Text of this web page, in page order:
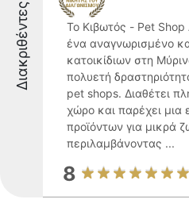
Διακριθέντες
Το Κιβωτός - Pet Shop
ένα αναγνωρισμένο
κατοικίδιων στη
πολυετή
pet shops. Διαθέτει
χώρο και παρέχει μια
προϊόντων για μικρά
περιλαμβάνοντας ...
8